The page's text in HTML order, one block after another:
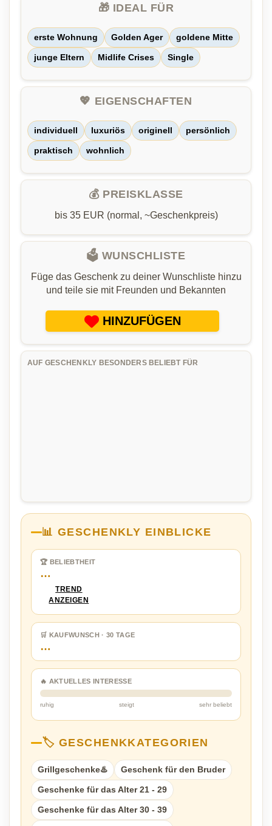
🎁 IDEAL FÜR
erste Wohnung Golden Ager goldene Mitte
junge Eltern Midlife Crises Single
💖 EIGENSCHAFTEN
individuell luxuriös originell persönlich
praktisch wohnlich
💰 PREISKLASSE
bis 35 EUR (normal, ~Geschenkpreis)
🗳️ WUNSCHLISTE
Füge das Geschenk zu deiner Wunschliste hinzu
und teile sie mit Freunden und Bekannten
HINZUFÜGEN
AUF GESCHENKLY BESONDERS BELIEBT FÜR
📊 GESCHENKLY EINBLICKE
🏆 BELIEBTHEIT
…
TREND
ANZEIGEN
🛒 KAUFWUNSCH · 30 TAGE
…
🔥 AKTUELLES INTERESSE
ruhig steigt sehr beliebt
🏷️ GESCHENKKATEGORIEN
Grillgeschenke♨️ Geschenk für den Bruder
Geschenke für das Alter 21 - 29
Geschenke für das Alter 30 - 39